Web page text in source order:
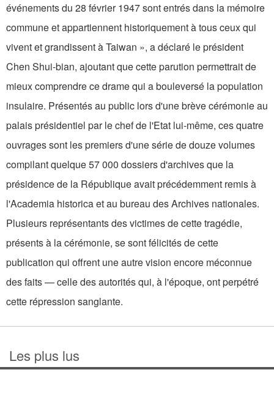
événements du 28 février 1947 sont entrés dans la mémoire
commune et appartiennent historiquement à tous ceux qui
vivent et grandissent à Taiwan », a déclaré le président
Chen Shui-bian, ajoutant que cette parution permettrait de
mieux comprendre ce drame qui a bouleversé la population
insulaire. Présentés au public lors d'une brève cérémonie au
palais présidentiel par le chef de l'Etat lui-même, ces quatre
ouvrages sont les premiers d'une série de douze volumes
compilant quelque 57 000 dossiers d'archives que la
présidence de la République avait précédemment remis à
l'Academia historica et au bureau des Archives nationales.
Plusieurs représentants des victimes de cette tragédie,
présents à la cérémonie, se sont félicités de cette
publication qui offrent une autre vision encore méconnue
des faits — celle des autorités qui, à l'époque, ont perpétré
cette répression sanglante.
Les plus lus